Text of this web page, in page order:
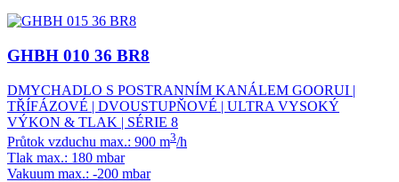
GHBH 010 36 BR8
DMYCHADLO S POSTRANNÍM KANÁLEM GOORUI |
TŘÍFÁZOVÉ | DVOUSTUPŇOVÉ | ULTRA VYSOKÝ
VÝKON & TLAK | SÉRIE 8
Průtok vzduchu max.: 900 m3/h
Tlak max.: 180 mbar
Vakuum max.: -200 mbar